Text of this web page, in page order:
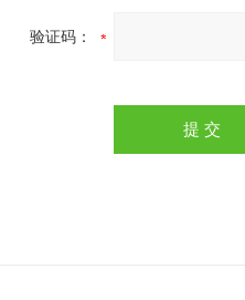
验证码：